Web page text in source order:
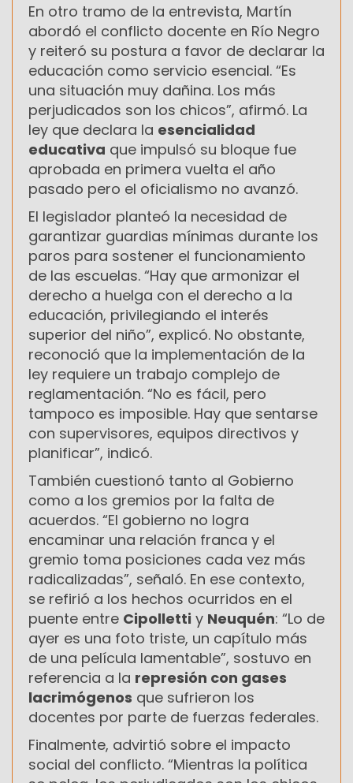
En otro tramo de la entrevista, Martín
abordó el conflicto docente en Río Negro
y reiteró su postura a favor de declarar la
educación como servicio esencial. “Es
una situación muy dañina. Los más
perjudicados son los chicos”, afirmó. La
ley que declara la esencialidad
educativa que impulsó su bloque fue
aprobada en primera vuelta el año
pasado pero el oficialismo no avanzó.
El legislador planteó la necesidad de
garantizar guardias mínimas durante los
paros para sostener el funcionamiento
de las escuelas. “Hay que armonizar el
derecho a huelga con el derecho a la
educación, privilegiando el interés
superior del niño”, explicó. No obstante,
reconoció que la implementación de la
ley requiere un trabajo complejo de
reglamentación. “No es fácil, pero
tampoco es imposible. Hay que sentarse
con supervisores, equipos directivos y
planificar”, indicó.
También cuestionó tanto al Gobierno
como a los gremios por la falta de
acuerdos. “El gobierno no logra
encaminar una relación franca y el
gremio toma posiciones cada vez más
radicalizadas”, señaló. En ese contexto,
se refirió a los hechos ocurridos en el
puente entre Cipolletti y Neuquén: “Lo de
ayer es una foto triste, un capítulo más
de una película lamentable”, sostuvo en
referencia a la represión con gases
lacrimógenos que sufrieron los
docentes por parte de fuerzas federales.
Finalmente, advirtió sobre el impacto
social del conflicto. “Mientras la política